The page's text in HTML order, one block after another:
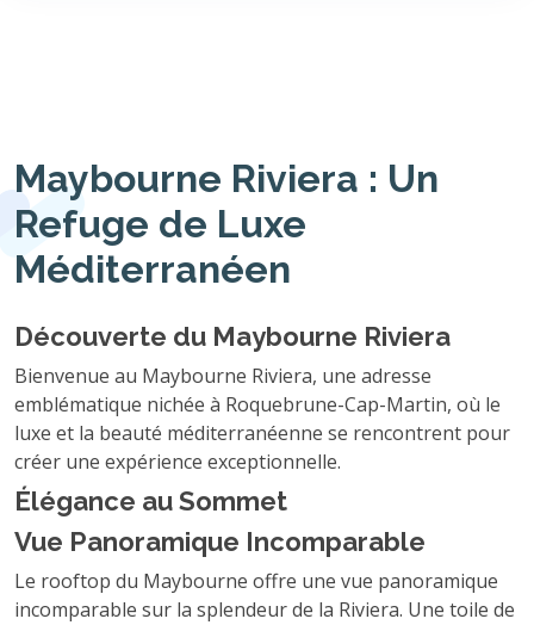
Maybourne Riviera : Un
Refuge de Luxe
Méditerranéen
Découverte du Maybourne Riviera
Bienvenue au Maybourne Riviera, une adresse
emblématique nichée à Roquebrune-Cap-Martin, où le
luxe et la beauté méditerranéenne se rencontrent pour
créer une expérience exceptionnelle.
Élégance au Sommet
Vue Panoramique Incomparable
Le rooftop du Maybourne offre une vue panoramique
incomparable sur la splendeur de la Riviera. Une toile de